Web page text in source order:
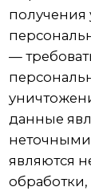
6. Цели
Цель
прекращение
Персональные
отчество,
Правовые
информации,
о защите
запись,